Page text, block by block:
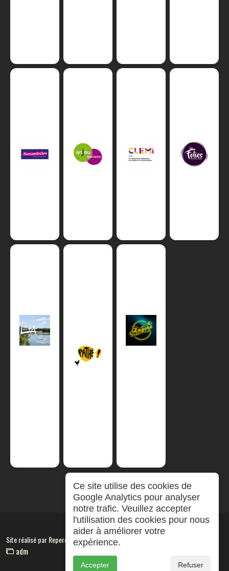
Site réalisé parRepereCom
adm
Ce site utilise des cookies de
Google Analytics pour analyser
notre trafic. Veuillez accepter
l'utilisation des cookies pour nous
aider à améliorer votre
expérience.
Accepter Refuser